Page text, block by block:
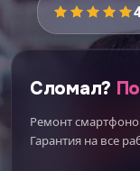
Сломал?
Ремонт
Гарантия на все